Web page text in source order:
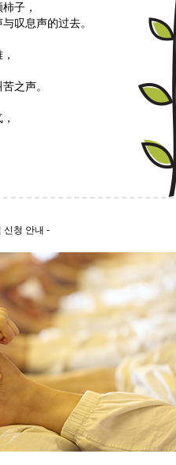
子，
叹息声的过去。
之声。
신청 안내 -